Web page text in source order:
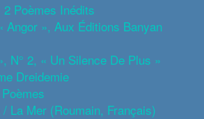
Poèmes Inédits
Angor », Aux Éditions Banyan
N° 2, « Un Silence De Plus »
Dreidemie
/ La Mer (roumain, Français)